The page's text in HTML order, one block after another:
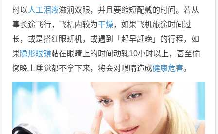
时以 人工泪液滋润双眼，并且要缩短配戴的时间。若从
事长途飞行，飞机内较为干燥，如果飞机旅途时间过
长，或是搭红眼班机，或遇到「起早赶晚」的行程，如
果 隐形眼镜黏在眼睛上的时间动辄10小时以上，甚至偷
懒晚上睡觉都不拿下来，将会对眼睛造成健康危害。